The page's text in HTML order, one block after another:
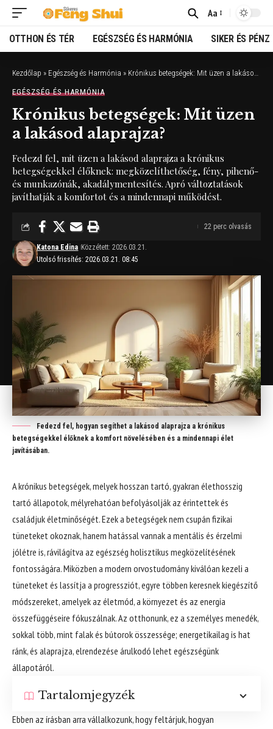
Font
Resizer
Aa
OTTHON ÉS TÉR EGÉSZSÉG ÉS HARMÓNIA SIKER ÉS PÉNZ
Kezdőlap » Egészség és Harmónia » Krónikus betegségek: Mit üzen a lakásod alaprajza?
EGÉSZSÉG ÉS HARMÓNIA
Krónikus betegségek: Mit üzen
a lakásod alaprajza?
Fedezd fel, mit üzen a lakásod alaprajza a krónikus
betegségekkel élőknek: megközelíthetőség, fény, pihenő-
és munkazónák, akadálymentesítés. Apró változtatások
javíthatják a komfortot és a mindennapi működést.
Utolsó frissítés: 2026.03.21. 08:45
Katona Edina Közzétett: 2026.03.21.
22 perc olvasás
Fedezd fel, hogyan segíthet a lakásod alaprajza a krónikus
betegségekkel élőknek a komfort növelésében és a mindennapi élet
javításában.
A krónikus betegségek, melyek hosszan tartó, gyakran élethosszig
tartó állapotok, mélyrehatóan befolyásolják az érintettek és
családjuk életminőségét. Ezek a betegségek nem csupán fizikai
tüneteket okoznak, hanem hatással vannak a mentális és érzelmi
jólétre is, rávilágítva az egészség holisztikus megközelítésének
fontosságára. Miközben a modern orvostudomány kiválóan kezeli a
tüneteket és lassítja a progressziót, egyre többen keresnek kiegészítő
módszereket, amelyek az életmód, a környezet és az energia
összefüggéseire fókuszálnak. Az otthonunk, ez a személyes menedék,
sokkal több, mint falak és bútorok összessége; energetikailag is hat
ránk, és alaprajza, elrendezése árulkodó lehet egészségünk
állapotáról.
Tartalomjegyzék
Ebben az írásban arra vállalkozunk, hogy feltárjuk, hogyan